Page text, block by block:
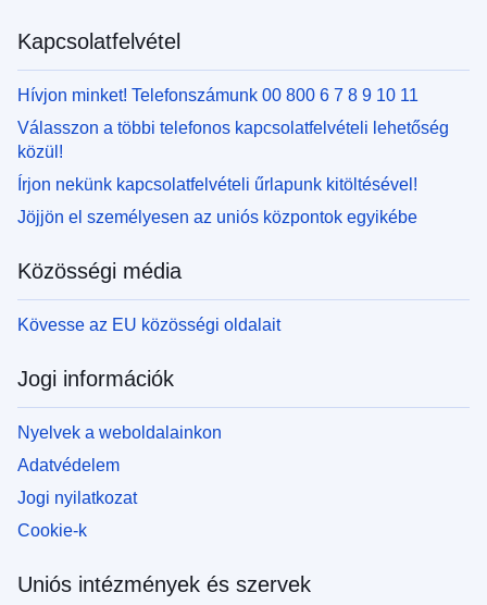
Kapcsolatfelvétel
Hívjon minket! Telefonszámunk 00 800 6 7 8 9 10 11
Válasszon a többi telefonos kapcsolatfelvételi lehetőség
közül!
Írjon nekünk kapcsolatfelvételi űrlapunk kitöltésével!
Jöjjön el személyesen az uniós központok egyikébe
Közösségi média
Kövesse az EU közösségi oldalait
Jogi információk
Nyelvek a weboldalainkon
Adatvédelem
Jogi nyilatkozat
Cookie-k
Uniós intézmények és szervek